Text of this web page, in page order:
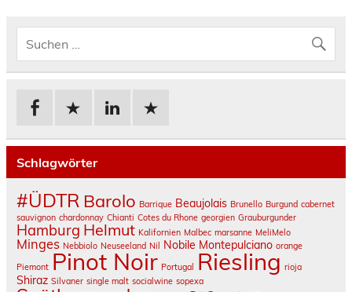
Schlagwörter
#ÜDTR Barolo Barrique Beaujolais Brunello Burgund cabernet
sauvignon chardonnay Chianti Cotes du Rhone georgien Grauburgunder
Hamburg Helmut Kalifornien Malbec marsanne MeliMelo
Minges Nebbiolo Neuseeland Nil Nobile Montepulciano orange
Piemont Pinot Noir Portugal Riesling rioja
Shiraz Silvaner single malt socialwine sopexa